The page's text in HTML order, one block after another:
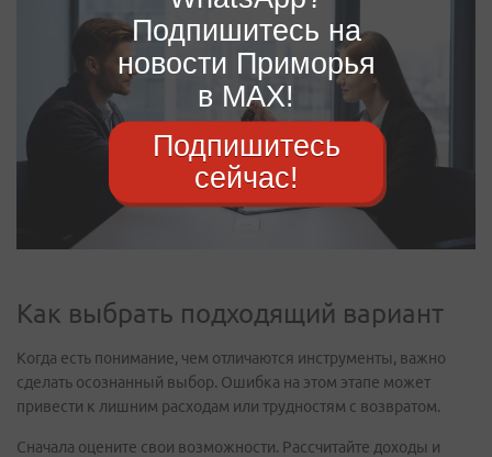
Как выбрать подходящий вариант
Когда есть понимание, чем отличаются инструменты, важно
сделать осознанный выбор. Ошибка на этом этапе может
привести к лишним расходам или трудностям с возвратом.
Сначала оцените свои возможности. Рассчитайте доходы и
Подпишитесь на
новости Приморья
в MAX!
Подпишитесь
сейчас!